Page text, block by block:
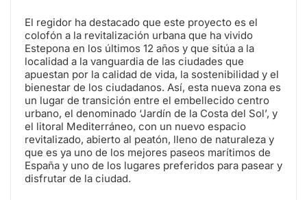
El regidor ha destacado que este proyecto es el
colofón a la revitalización urbana que ha vivido
Estepona en los últimos 12 años y que sitúa a la
localidad a la vanguardia de las ciudades que
apuestan por la calidad de vida, la sostenibilidad y el
bienestar de los ciudadanos. Así, esta nueva zona es
un lugar de transición entre el embellecido centro
urbano, el denominado ‘Jardín de la Costa del Sol’, y
el litoral Mediterráneo, con un nuevo espacio
revitalizado, abierto al peatón, lleno de naturaleza y
que es ya uno de los mejores paseos marítimos de
España y uno de los lugares preferidos para pasear y
disfrutar de la ciudad.